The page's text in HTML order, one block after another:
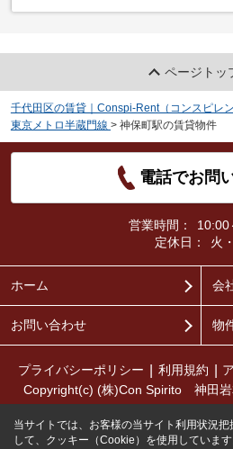
ページトッ
千代田区の賃貸｜Conspi-Rent（コンスピレン
東京メトロ半蔵門線 > 神保町駅の賃貸物件
電話でお問
営業時間：
10:00
定休日：
火
ホーム 会
お問い合わせ 物
プライバシーポリシー 利用規約
Copyright(c) (株)Con Spirito 神田岩
当サイトでは、お客様の当サイト利用状況
して、クッキー（Cookie）を使用しています